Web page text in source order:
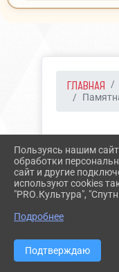
ГЛАВНАЯ
Пользуясь нашим
обработки
сайт и другие
используют cookies
"PRO.Культура",
Подробнее
Подтверждаю